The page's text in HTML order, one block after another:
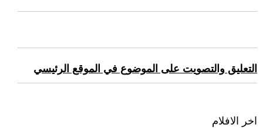
التعليق والتصويت على الموضوع في الموقع الرئيسي
اخر الافلام